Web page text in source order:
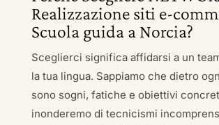
Realizzazione siti e-
Scuola guida a Norcia?
Sceglierci significa affidarsi a un
la tua lingua. Sappiamo che dietro
sono sogni, fatiche e obiettivi
inonderemo di tecnicismi